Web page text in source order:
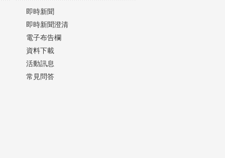
即時新聞
即時新聞澄清
電子布告欄
資料下載
活動訊息
常見問答